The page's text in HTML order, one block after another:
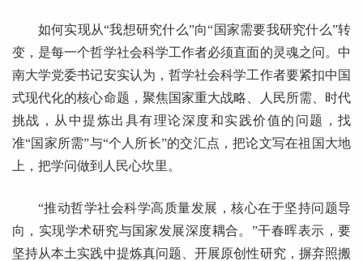
如何实现从“我想研究什么”向“国家需要我研究什么”转
变，是每一个哲学社会科学工作者必须直面的灵魂之问。中
南大学党委书记安实认为，哲学社会科学工作者要紧扣中国
式现代化的核心命题，聚焦国家重大战略、人民所需、时代
挑战，从中提炼出具有理论深度和实践价值的问题，找
准“国家所需”与“个人所长”的交汇点，把论文写在祖国大地
上，把学问做到人民心坎里。
“推动哲学社会科学高质量发展，核心在于坚持问题导
向，实现学术研究与国家发展深度耦合。”干春晖表示，要
坚持从本土实践中提炼真问题、开展原创性研究，摒弃照搬